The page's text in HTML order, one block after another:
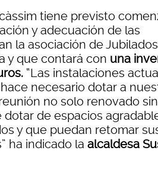
tiene previsto
y adecuación de las
la asociación de
y que contará con una
“Las instalaciones
necesario dotar a
no solo renovado
de espacios
y que puedan retomar
ha indicado la alcaldesa